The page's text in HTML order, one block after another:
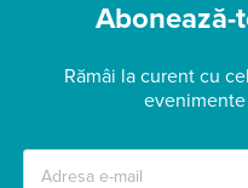
Abonează-
Rămâi la curent cu